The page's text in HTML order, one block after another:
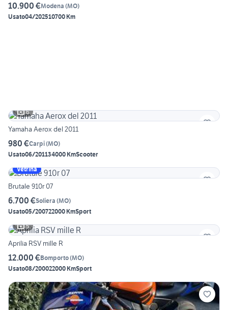
10.900 €Modena (MO)
Usato04/202510700 Km
6
Yamaha Aerox del 2011
980 €Carpi(MO)
Usato06/201134000 KmScooter
Vetrina
Brutale 910r 07
6.700 €Soliera (MO)
Usato05/200722000 KmSport
5
Aprilia RSV mille R
12.000 €Bomporto(MO)
Usato08/200022000 KmSport